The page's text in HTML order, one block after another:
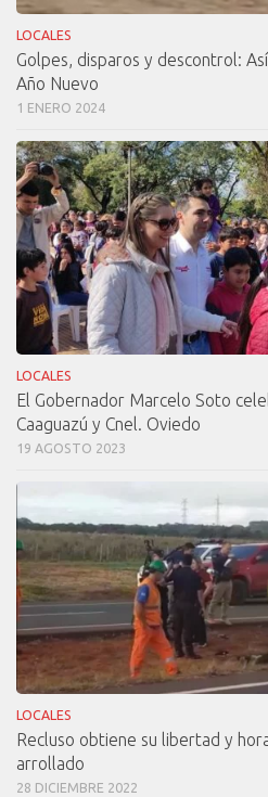
LOCALES
Golpes, disparos y descontrol:
Año Nuevo
1 ENERO 2024
LOCALES
El Gobernador Marcelo Soto
Caaguazú y Cnel. Oviedo
19 AGOSTO 2023
LOCALES
Recluso obtiene su libertad y
arrollado
28 DICIEMBRE 2022